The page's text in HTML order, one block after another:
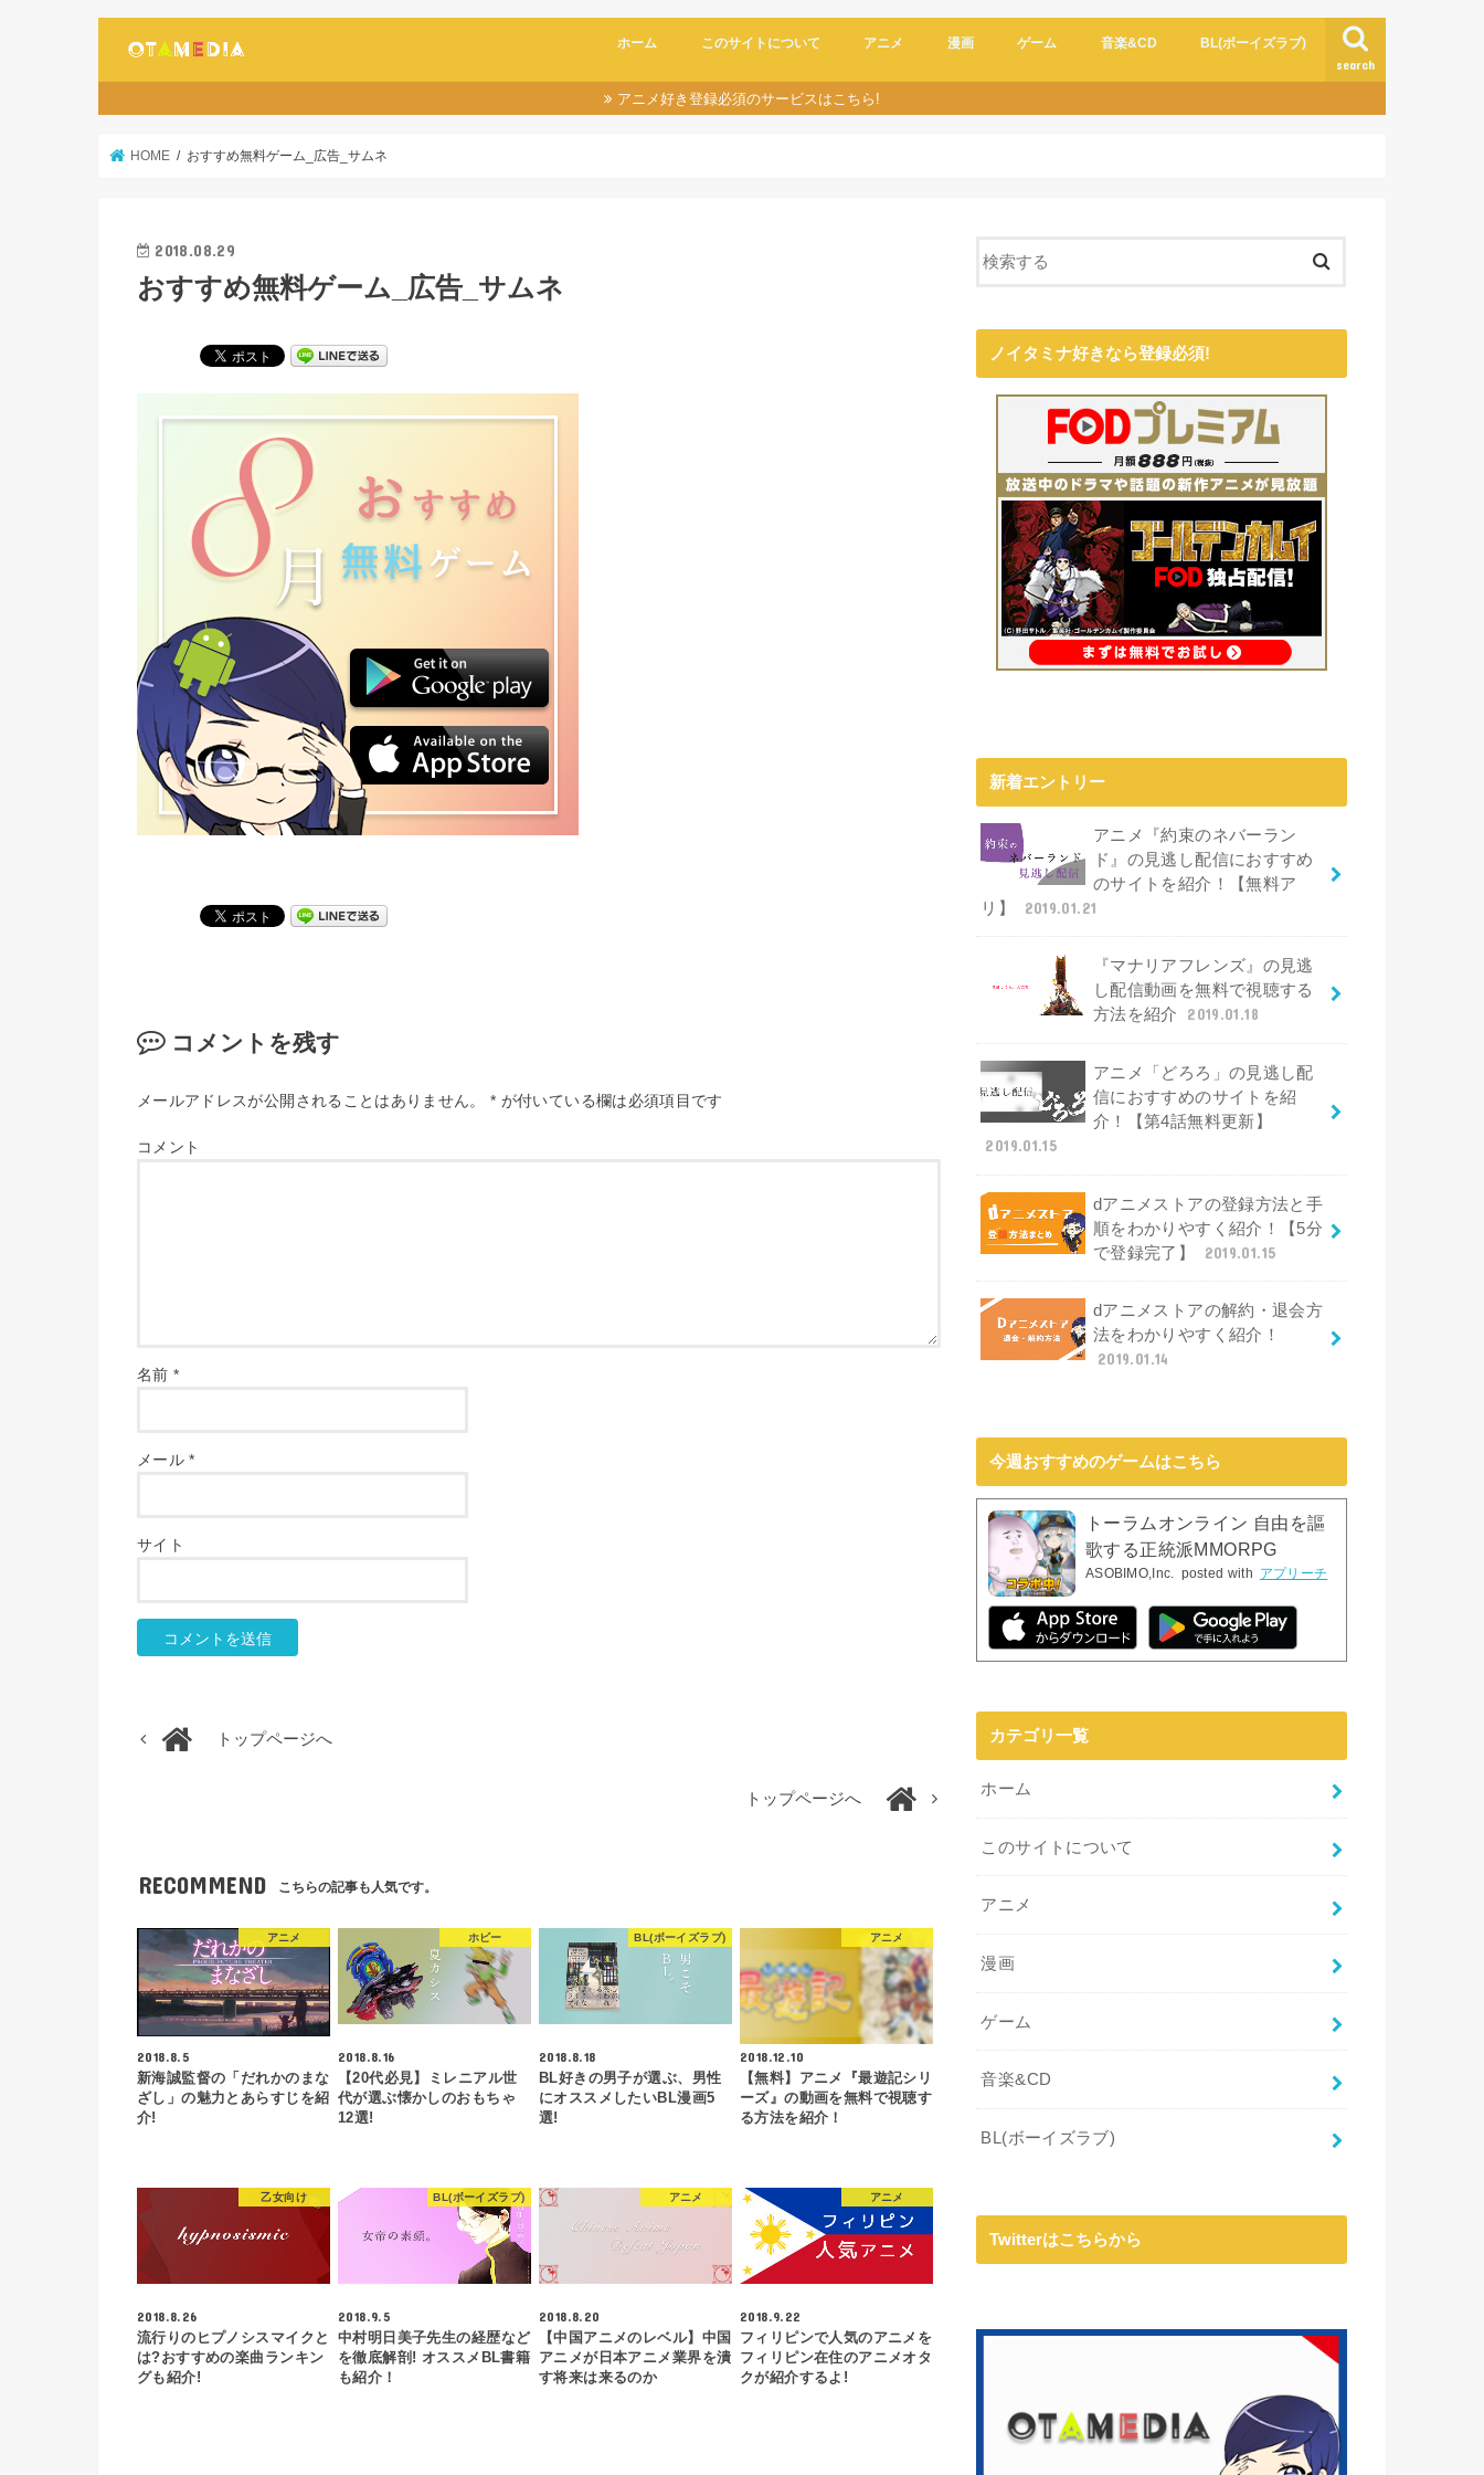
search
ホーム このサイトについて アニメ 漫画 ゲーム 音楽&CD BL(ボーイズラブ)
アニメ好き登録必須のサービスはこちら!
HOME おすすめ無料ゲーム_広告_サムネ
2018.08.29
おすすめ無料ゲーム_広告_サムネ
コメントを残す
メールアドレスが公開されることはありません。 * が付いている欄は必須項目です
コメント
名前*
メール*
サイト
トップページへ
トップページへ
RECOMMEND こちらの記事も人気です。
アニメ
2018.8.5
新海誠監督の「だれかのまな
ざし」の魅力とあらすじを紹
介!
ホビー
2018.8.16
【20代必見】ミレニアル世
代が選ぶ懐かしのおもちゃ
12選!
BL(ボーイズラブ)
2018.8.18
BL好きの男子が選ぶ、男性
にオススメしたいBL漫画5
選!
アニメ
2018.12.10
【無料】アニメ『最遊記シリ
ーズ』の動画を無料で視聴す
る方法を紹介！
乙女向け
2018.8.26
流行りのヒプノシスマイクと
は?おすすめの楽曲ランキン
グも紹介!
BL(ボーイズラブ)
2018.9.5
中村明日美子先生の経歴など
を徹底解剖! オススメBL書籍
も紹介！
アニメ
2018.8.20
【中国アニメのレベル】中国
アニメが日本アニメ業界を潰
す将来は来るのか
アニメ
2018.9.22
フィリピンで人気のアニメを
フィリピン在住のアニメオタ
クが紹介するよ!
ノイタミナ好きなら登録必須!
新着エントリー
アニメ『約束のネバーラン
ド』の見逃し配信におすすめ
のサイトを紹介！【無料ア
リ】
2019.01.21
『マナリアフレンズ』の見逃
し配信動画を無料で視聴する
方法を紹介
2019.01.18
アニメ「どろろ」の見逃し配
信におすすめのサイトを紹
介！【第4話無料更新】
2019.01.15
dアニメストアの登録方法と手
順をわかりやすく紹介！【5分
で登録完了】
2019.01.15
dアニメストアの解約・退会方
法をわかりやすく紹介！
2019.01.14
今週おすすめのゲームはこちら
トーラムオンライン 自由を謳
歌する正統派MMORPG
ASOBIMO,Inc. posted with アプリーチ
カテゴリ一覧
ホーム
このサイトについて
アニメ
漫画
ゲーム
音楽&CD
BL(ボーイズラブ)
Twitterはこちらから